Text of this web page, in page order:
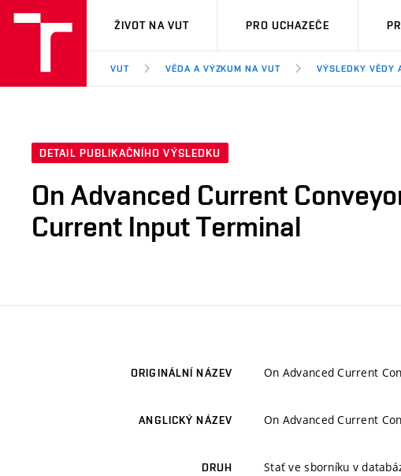
VUT
ŽIVOT NA VUT PRO UCHAZEČE
VUT VĚDA A VÝZKUM NA VUT VÝSLEDKY VĚDY
DETAIL PUBLIKAČNÍHO VÝSLEDKU
On Advanced Current
Current Input Terminal
ORIGINÁLNÍ NÁZEV On Advanced Current
ANGLICKÝ NÁZEV On Advanced Current
DRUH Stať ve sborníku v